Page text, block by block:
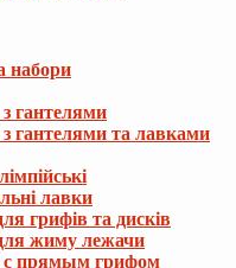
набори
гантелями
гантелями та лавками
лавки
грифів та дисків
жиму лежачи
прямым грифом